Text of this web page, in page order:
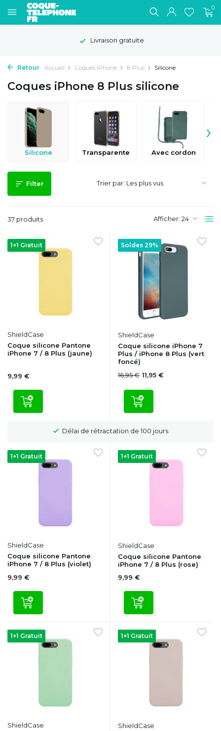
0
Livraison gratuite
Retour Accueil Coques iPhone 8 Plus Silicone
Coques iPhone 8 Plus silicone
Silicone Transparente Avec cordon
›
Filter
37 produits Afficher:
Trier par:
1+1 Gratuit
ShieldCase
Coque silicone Pantone
iPhone 7 / 8 Plus (jaune)
9,99 €
Soldes 29%
ShieldCase
Coque silicone iPhone 7
Plus / iPhone 8 Plus (vert
foncé)
16,95 € 11,95 €
Livraison gratuite
1+1 Gratuit
ShieldCase
Coque silicone Pantone
iPhone 7 / 8 Plus (violet)
9,99 €
1+1 Gratuit
ShieldCase
Coque silicone Pantone
iPhone 7 / 8 Plus (rose)
9,99 €
1+1 Gratuit
ShieldCase
1+1 Gratuit
ShieldCase